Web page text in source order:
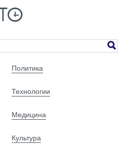
Политика
Технологии
Медицина
Культура